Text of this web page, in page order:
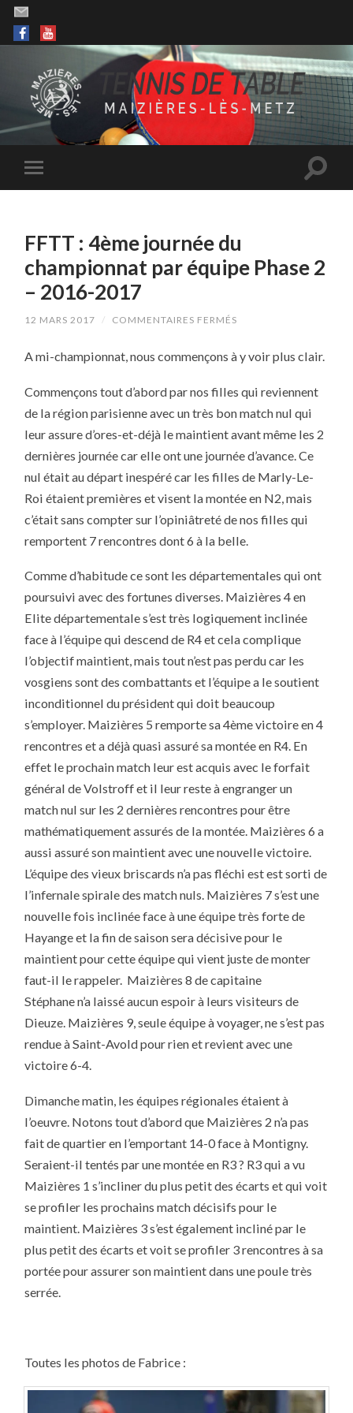
FFTT : 4ème journée du
championnat par équipe Phase 2
– 2016-2017
12 MARS 2017 / COMMENTAIRES FERMÉS
4ÈME
JOURNÉE
CHAMPIONNAT
PAR
ÉQUIPE
2
2016-
2017
A mi-championnat, nous commençons à y voir plus clair.
Commençons tout d’abord par nos filles qui reviennent
de la région parisienne avec un très bon match nul qui
leur assure d’ores-et-déjà le maintient avant même les 2
dernières journée car elle ont une journée d’avance. Ce
nul était au départ inespéré car les filles de Marly-Le-
Roi étaient premières et visent la montée en N2, mais
c’était sans compter sur l’opiniâtreté de nos filles qui
remportent 7 rencontres dont 6 à la belle.
Comme d’habitude ce sont les départementales qui ont
poursuivi avec des fortunes diverses. Maizières 4 en
Elite départementale s’est très logiquement inclinée
face à l’équipe qui descend de R4 et cela complique
l’objectif maintient, mais tout n’est pas perdu car les
vosgiens sont des combattants et l’équipe a le soutient
inconditionnel du président qui doit beaucoup
s’employer. Maizières 5 remporte sa 4ème victoire en 4
rencontres et a déjà quasi assuré sa montée en R4. En
effet le prochain match leur est acquis avec le forfait
général de Volstroff et il leur reste à engranger un
match nul sur les 2 dernières rencontres pour être
mathématiquement assurés de la montée. Maizières 6 a
aussi assuré son maintient avec une nouvelle victoire.
L’équipe des vieux briscards n’a pas fléchi est est sorti de
l’infernale spirale des match nuls. Maizières 7 s’est une
nouvelle fois inclinée face à une équipe très forte de
Hayange et la fin de saison sera décisive pour le
maintient pour cette équipe qui vient juste de monter
faut-il le rappeler. Maizières 8 de capitaine
Stéphane n’a laissé aucun espoir à leurs visiteurs de
Dieuze. Maizières 9, seule équipe à voyager, ne s’est pas
rendue à Saint-Avold pour rien et revient avec une
victoire 6-4.
Dimanche matin, les équipes régionales étaient à
l’oeuvre. Notons tout d’abord que Maizières 2 n’a pas
fait de quartier en l’emportant 14-0 face à Montigny.
Seraient-il tentés par une montée en R3 ? R3 qui a vu
Maizières 1 s’incliner du plus petit des écarts et qui voit
se profiler les prochains match décisifs pour le
maintient. Maizières 3 s’est également incliné par le
plus petit des écarts et voit se profiler 3 rencontres à sa
portée pour assurer son maintient dans une poule très
serrée.
Toutes les photos de Fabrice :